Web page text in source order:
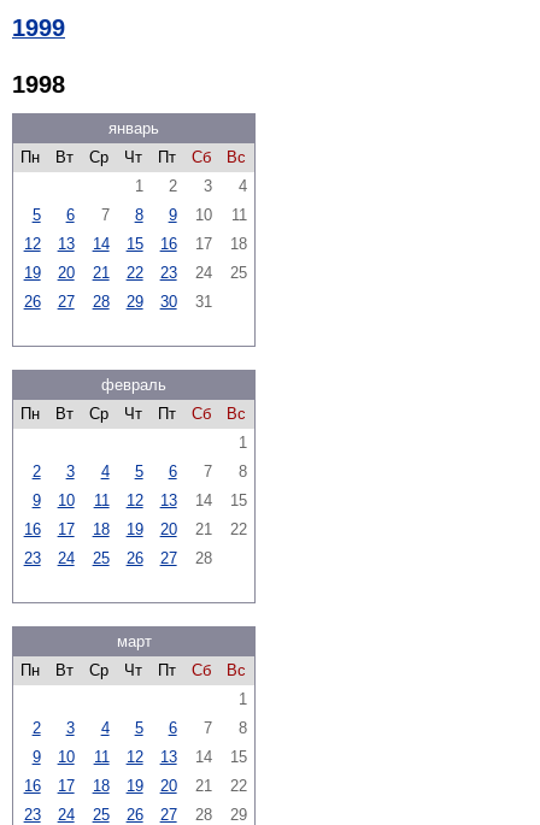
1999
1998
январь
Пн
Вт Ср Чт Пт Сб
Вс
1
2 3
4
5
6 7 8 9 10
11
12
13 14 15 16 17
18
19
20 21 22 23 24
25
26
27 28 29 30 31
февраль
Пн
Вт Ср Чт Пт Сб
Вс
1
2
3 4 5 6 7
8
9
10 11 12 13 14
15
16
17 18 19 20 21
22
23
24 25 26 27 28
март
Пн
Вт Ср Чт Пт Сб
Вс
1
2
3 4 5 6 7
8
9
10 11 12 13 14
15
16
17 18 19 20 21
22
23
24 25 26 27 28
29